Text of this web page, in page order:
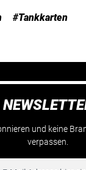
#Tankkarten
und keine
verpassen.